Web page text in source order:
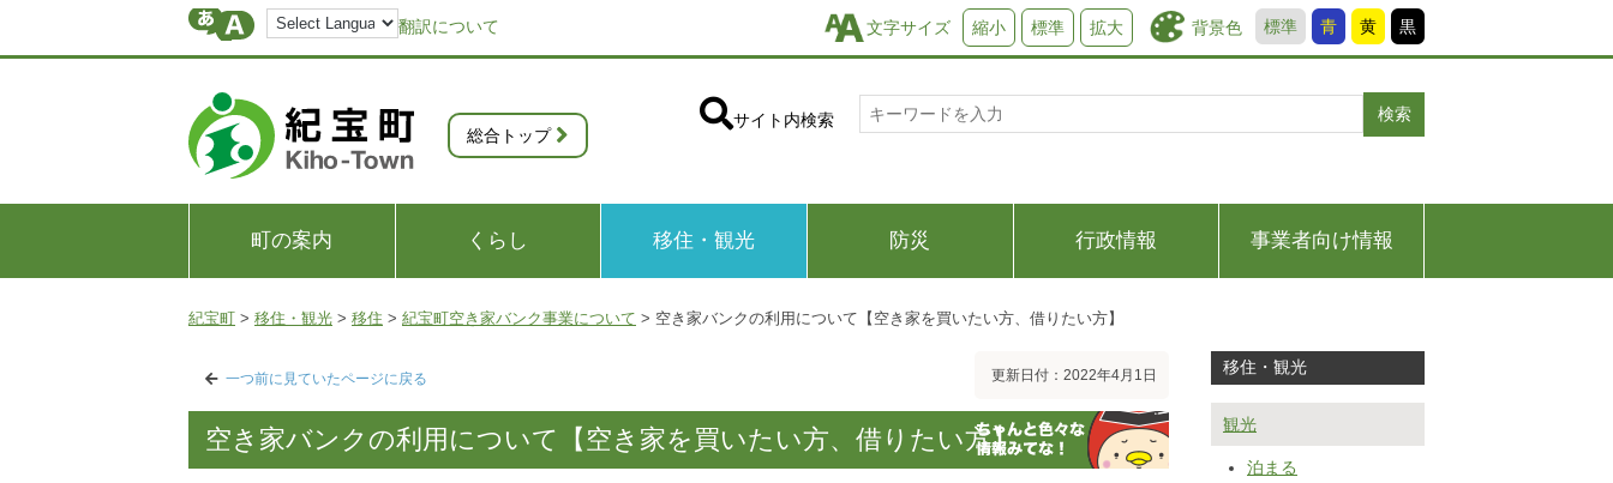
翻訳について 背景色 標準 青 黄 黒
文字サイズ 縮小 標準 拡大
総合トップ
サイト内検索 検索
町の案内 くらし 移住・観光 防災 行政情報 事業者向け情報
紀宝町 > 移住・観光 > 移住 > 紀宝町空き家バンク事業について > 空き家バンクの利用について【空き家を買いたい方、借りたい方】
一つ前に見ていたページに戻る 更新日付：2022年4月1日
空き家バンクの利用について【空き家を買いたい方、借りたい方】
移住・観光
観光
泊まる